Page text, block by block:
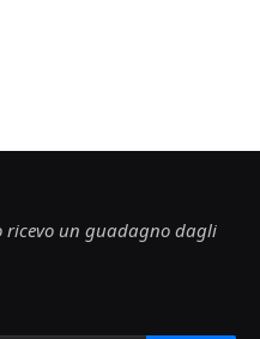
un guadagno dagli